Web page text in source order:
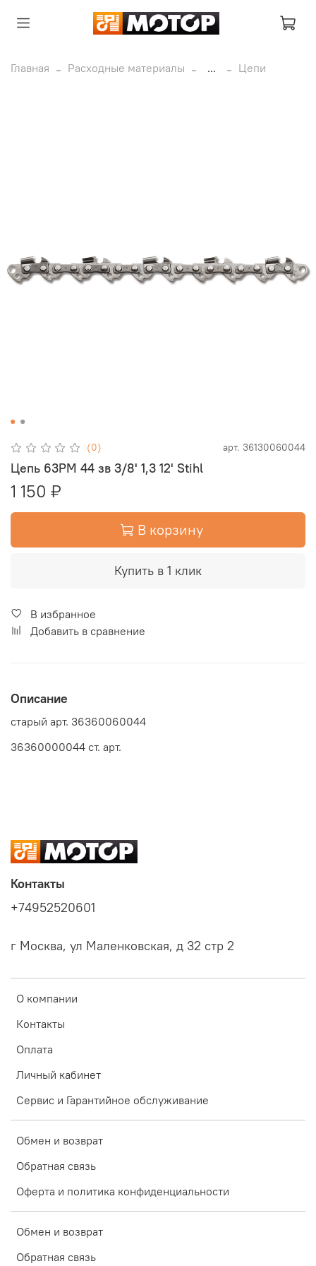
Главная Расходные материалы ... Цепи
(0) арт. 36130060044
Цепь 63PM 44 зв 3/8' 1,3 12' Stihl
1 150 ₽
В корзину
Купить в 1 клик
В избранное
Добавить в сравнение
Описание
старый арт. 36360060044
36360000044 ст. арт.
О компании
Контакты
Оплата
Личный кабинет
Сервис и Гарантийное обслуживание
Обмен и возврат
Обратная связь
Оферта и политика конфиденциальности
Обмен и возврат
Обратная связь
Контакты
+74952520601
г Москва, ул Маленковская, д 32 стр 2